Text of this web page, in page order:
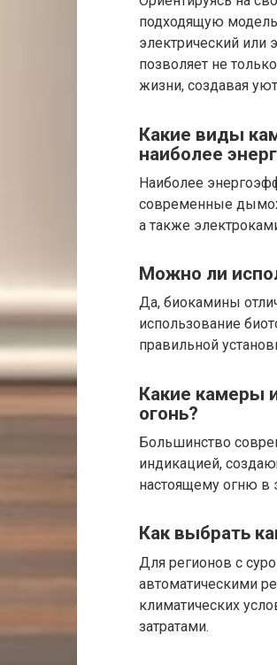
подходящую
электрический или
позволяет не
жизни, создавая
Какие виды
наиболее
Наиболее
современные
а также
Можно ли
Да, биокамины
использование
правильной
Какие камеры
огонь?
Большинство
индикацией,
настоящему огню в
Как выбрать
Для регионов с
автоматическими
климатических
затратами.